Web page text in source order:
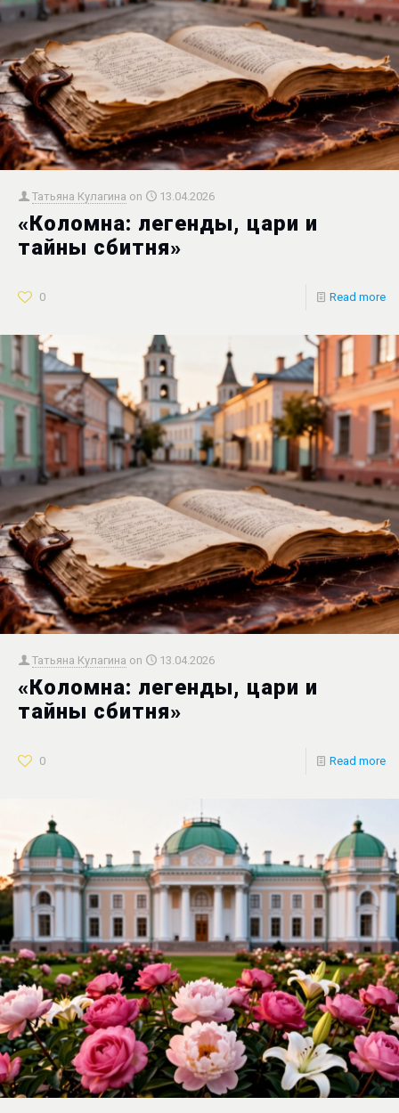
Татьяна Кулагина on 13.04.2026
«Коломна: легенды, цари и
тайны сбитня»
0 Read more
Татьяна Кулагина on 13.04.2026
«Коломна: легенды, цари и
тайны сбитня»
0 Read more